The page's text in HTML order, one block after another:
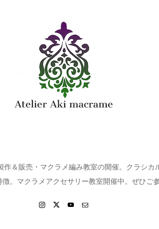
＆販売・マクラメ編み教室の開催。クラシ
。マクラメアクセサリー教室開催中。ぜひご